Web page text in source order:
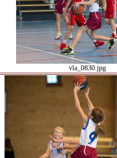
vla_0830.jpg